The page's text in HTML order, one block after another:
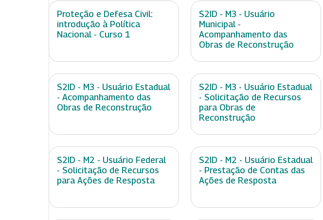
Proteção e Defesa Civil:
introdução à Política
Nacional - Curso 1
S2ID - M3 - Usuário
Municipal -
Acompanhamento das
Obras de Reconstrução
S2ID - M3 - Usuário Estadual
- Acompanhamento das
Obras de Reconstrução
S2ID - M3 - Usuário Estadual
- Solicitação de Recursos
para Obras de
Reconstrução
S2ID - M2 - Usuário Federal
- Solicitação de Recursos
para Ações de Resposta
S2ID - M2 - Usuário Estadual
- Prestação de Contas das
Ações de Resposta